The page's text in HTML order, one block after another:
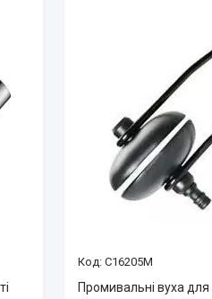
C16205M
Промивальні вуха